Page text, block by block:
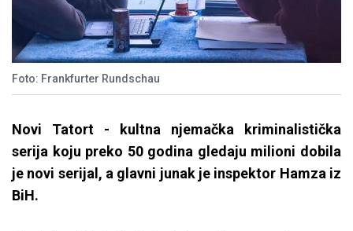
Foto: Frankfurter Rundschau
Novi Tatort - kultna njemačka kriminalistička
serija koju preko 50 godina gledaju milioni dobila
je novi serijal, a glavni junak je inspektor Hamza iz
BiH.